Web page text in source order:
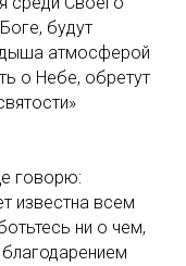
будут
дыша атмосферой
о Небе, обретут
говорю:
известна всем
ни о чем,